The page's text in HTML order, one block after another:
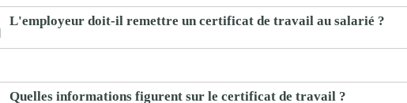
Établissements
scolaires
Buis
Visiter,
L'employeur doit-il remettre un certificat de travail au salarié ?
Quelles informations figurent sur le certificat de travail ?